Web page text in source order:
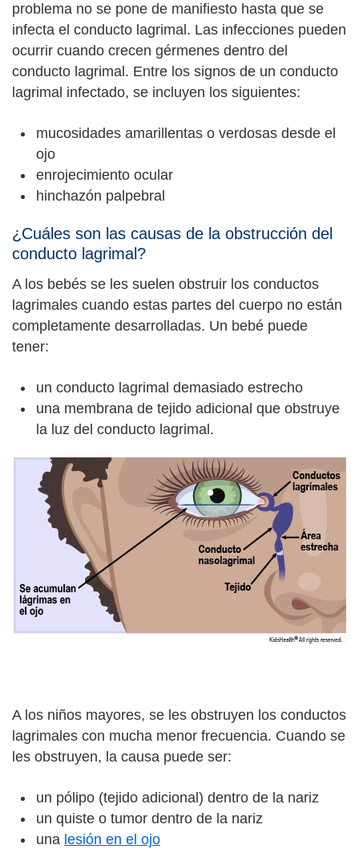
problema no se pone de manifiesto hasta que se
infecta el conducto lagrimal. Las infecciones pueden
ocurrir cuando crecen gérmenes dentro del
conducto lagrimal. Entre los signos de un conducto
lagrimal infectado, se incluyen los siguientes:
mucosidades amarillentas o verdosas desde el
ojo
enrojecimiento ocular
hinchazón palpebral
¿Cuáles son las causas de la obstrucción del
conducto lagrimal?
A los bebés se les suelen obstruir los conductos
lagrimales cuando estas partes del cuerpo no están
completamente desarrolladas. Un bebé puede
tener:
un conducto lagrimal demasiado estrecho
una membrana de tejido adicional que obstruye
la luz del conducto lagrimal.
A los niños mayores, se les obstruyen los conductos
lagrimales con mucha menor frecuencia. Cuando se
les obstruyen, la causa puede ser:
un pólipo (tejido adicional) dentro de la nariz
un quiste o tumor dentro de la nariz
una lesión en el ojo